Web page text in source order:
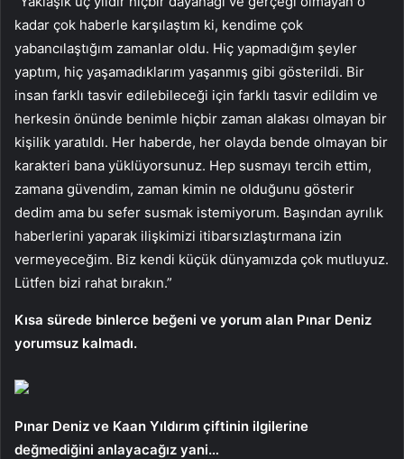
kadar çok haberle karşılaştım ki, kendime çok
yabancılaştığım zamanlar oldu. Hiç yapmadığım şeyler
yaptım, hiç yaşamadıklarım yaşanmış gibi gösterildi. Bir
insan farklı tasvir edilebileceği için farklı tasvir edildim ve
herkesin önünde benimle hiçbir zaman alakası olmayan bir
kişilik yaratıldı. Her haberde, her olayda bende olmayan bir
karakteri bana yüklüyorsunuz. Hep susmayı tercih ettim,
zamana güvendim, zaman kimin ne olduğunu gösterir
dedim ama bu sefer susmak istemiyorum. Başından ayrılık
haberlerini yaparak ilişkimizi itibarsızlaştırmana izin
vermeyeceğim. Biz kendi küçük dünyamızda çok mutluyuz.
Lütfen bizi rahat bırakın.”
Kısa sürede binlerce beğeni ve yorum alan Pınar Deniz
yorumsuz kalmadı.
Pınar Deniz ve Kaan Yıldırım çiftinin ilgilerine
değmediğini anlayacağız yani…